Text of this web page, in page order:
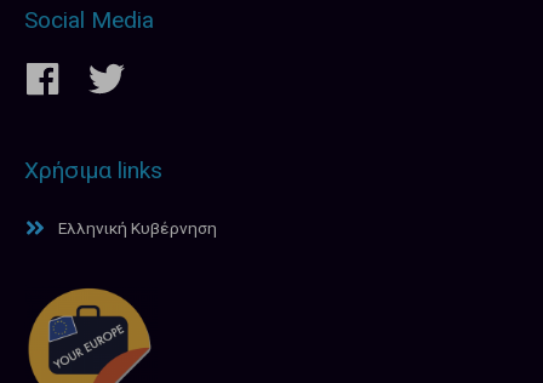
Social Media
Χρήσιμα links
Ελληνική Κυβέρνηση